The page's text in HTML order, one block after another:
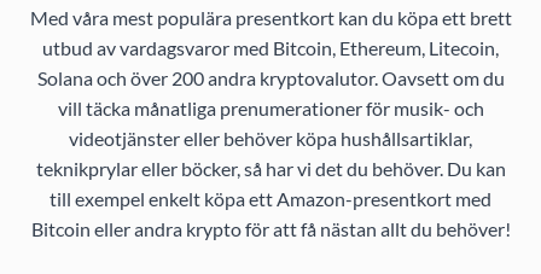
Med våra mest populära presentkort kan du köpa ett brett
utbud av vardagsvaror med Bitcoin, Ethereum, Litecoin,
Solana och över 200 andra kryptovalutor. Oavsett om du
vill täcka månatliga prenumerationer för musik- och
videotjänster eller behöver köpa hushållsartiklar,
teknikprylar eller böcker, så har vi det du behöver. Du kan
till exempel enkelt köpa ett Amazon-presentkort med
Bitcoin eller andra krypto för att få nästan allt du behöver!